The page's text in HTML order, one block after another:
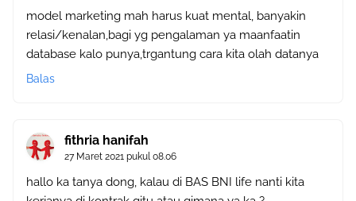
model marketing mah harus kuat mental, banyakin
relasi/kenalan,bagi yg pengalaman ya maanfaatin
database kalo punya,trgantung cara kita olah datanya
Balas
fithria hanifah
27 Maret 2021 pukul 08.06
hallo ka tanya dong, kalau di BAS BNI life nanti kita